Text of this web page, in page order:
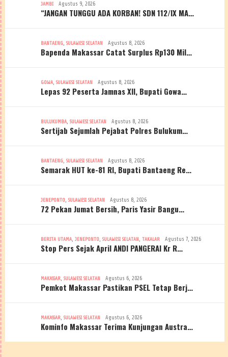
JAMBI Agustus 9, 2026
“JANGAN TUNGGU ADA KORBAN! SDN 112/IX MA…
BANTAENG, SULAWESI SELATAN Agustus 8, 2026
Bapenda Makassar Catat Surplus Rp130 Mil…
GOWA, SULAWESI SELATAN Agustus 8, 2026
Lepas 92 Peserta Jamnas XII, Bupati Gowa…
BULUKUMBA, SULAWESI SELATAN Agustus 8, 2026
Sertijab Sejumlah Pejabat Polres Bulukum…
BANTAENG, SULAWESI SELATAN Agustus 8, 2026
Semarak HUT ke-81 RI, Bupati Bantaeng Re…
JENEPONTO, SULAWESI SELATAN Agustus 8, 2026
72 Pekan Jumat Bersih, Paris Yasir Bangu…
BERITA UTAMA, JENEPONTO, SULAWESI SELATAN, TAKALAR Agustus 7, 2026
Stop Pers Sejak April ANDI PANGERAI Kr R…
MAKASSAR, SULAWESI SELATAN Agustus 6, 2026
Pemkot Makassar Pastikan PSEL Tetap Berj…
MAKASSAR, SULAWESI SELATAN Agustus 6, 2026
Kominfo Makassar Terima Kunjungan Austra…